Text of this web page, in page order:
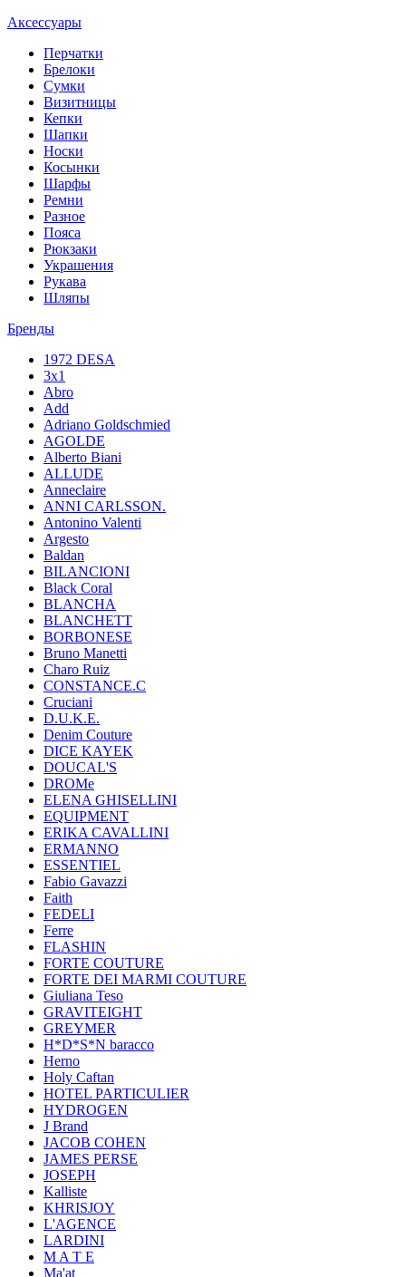
Аксессуары
Перчатки
Брелоки
Сумки
Визитницы
Кепки
Шапки
Носки
Косынки
Шарфы
Ремни
Разное
Пояса
Рюкзаки
Украшения
Рукава
Шляпы
Бренды
1972 DESA
3x1
Abro
Add
Adriano Goldschmied
AGOLDE
Alberto Biani
ALLUDE
Anneclaire
ANNI CARLSSON.
Antonino Valenti
Argesto
Baldan
BILANCIONI
Black Coral
BLANCHA
BLANCHETT
BORBONESE
Bruno Manetti
Charo Ruiz
CONSTANCE.C
Cruciani
D.U.K.E.
Denim Couture
DICE KAYEK
DOUCAL'S
DROMe
ELENA GHISELLINI
EQUIPMENT
ERIKA CAVALLINI
ERMANNO
ESSENTIEL
Fabio Gavazzi
Faith
FEDELI
Ferre
FLASHIN
FORTE COUTURE
FORTE DEI MARMI COUTURE
Giuliana Teso
GRAVITEIGHT
GREYMER
H*D*S*N baracco
Herno
Holy Caftan
HOTEL PARTICULIER
HYDROGEN
J Brand
JACOB COHEN
JAMES PERSE
JOSEPH
Kalliste
KHRISJOY
L'AGENCE
LARDINI
M A T E
Ma'at